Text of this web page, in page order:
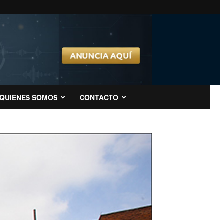
QUIENES SOMOS CONTACTO